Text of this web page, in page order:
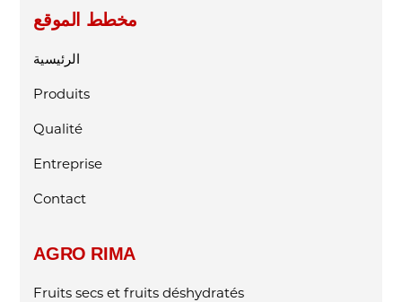
مخطط الموقع
الرئيسية
Produits
Qualité
Entreprise
Contact
AGRO RIMA
Fruits secs et fruits déshydratés